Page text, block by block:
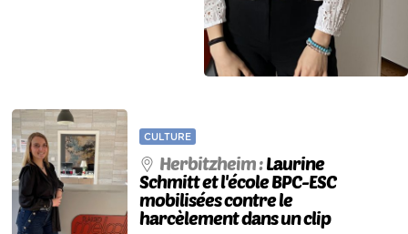
CULTURE
Herbitzheim :Laurine
Schmitt et l'école BPC-ESC
mobilisées contre le
harcèlement dans un clip